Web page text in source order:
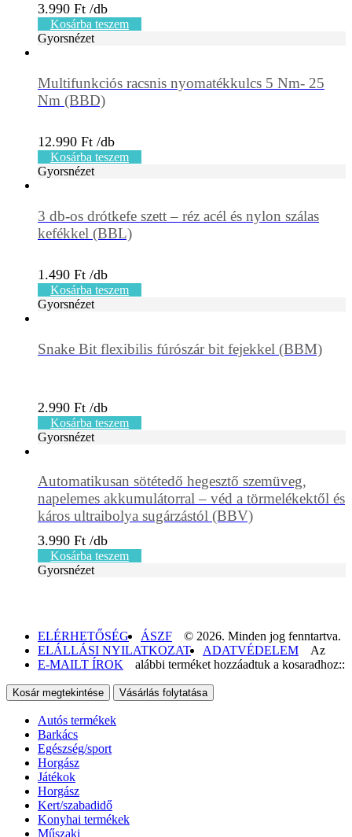
3.990 Ft
Kosárba teszem
Gyorsnézet
Multifunkciós racsnis nyomatékkulcs 5 Nm- 25
Nm (BBD)
12.990 Ft
Kosárba teszem
Gyorsnézet
3 db-os drótkefe szett – réz acél és nylon szálas
kefékkel (BBL)
1.490 Ft
Kosárba teszem
Gyorsnézet
Snake Bit flexibilis fúrószár bit fejekkel (BBM)
2.990 Ft
Kosárba teszem
Gyorsnézet
Automatikusan sötétedő hegesztő szemüveg,
napelemes akkumulátorral – véd a törmelékektől és
káros ultraibolya sugárzástól (BBV)
3.990 Ft
Kosárba teszem
Gyorsnézet
ELÉRHETŐSÉG
ÁSZF
ELÁLLÁSI NYILATKOZAT
ADATVÉDELEM
E-MAILT ÍROK
© 2026. Minden jog fenntartva.
Az
alábbi terméket hozzáadtuk a kosaradhoz::
Kosár megtekintése Vásárlás folytatása
Autós termékek
Barkács
Egészség/sport
Horgász
Játékok
Horgász
Kert/szabadidő
Konyhai termékek
Műszaki